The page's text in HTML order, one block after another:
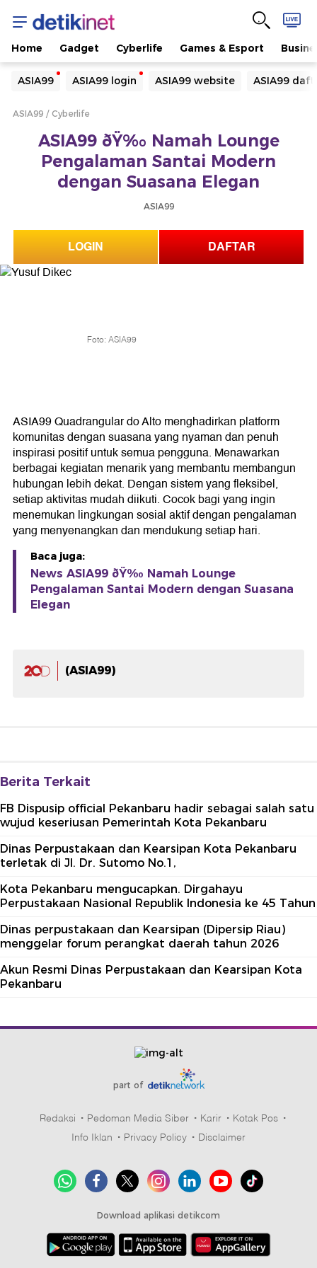
Home Gadget Cyberlife Games & Esport
ASIA99 ASIA99 login ASIA99 website ASIA99
Yang sedang ramai dicari
Loading...
Terakhir yang dicari
Loading...
ASIA99 Cyberlife
ASIA99 ðŸ‰ Namah Lounge
Pengalaman Santai Modern
dengan Suasana Elegan
ASIA99
LOGIN DAFTAR
Foto: ASIA99
ASIA99 Quadrangular do Alto menghadirkan platform
komunitas dengan suasana yang nyaman dan penuh
inspirasi positif untuk semua pengguna. Menawarkan
berbagai kegiatan menarik yang membantu membangun
hubungan lebih dekat. Dengan sistem yang fleksibel,
setiap aktivitas mudah diikuti. Cocok bagi yang ingin
menemukan lingkungan sosial aktif dengan pengalaman
yang menyenangkan dan mendukung setiap hari.
Baca juga:
News ASIA99 ðŸ‰ Namah Lounge
Pengalaman Santai Modern dengan Suasana
Elegan
(ASIA99)
Berita Terkait
FB Dispusip official Pekanbaru hadir sebagai salah satu
wujud keseriusan Pemerintah Kota Pekanbaru
Dinas Perpustakaan dan Kearsipan Kota Pekanbaru
terletak di Jl. Dr. Sutomo No.1,
Kota Pekanbaru mengucapkan. Dirgahayu
Perpustakaan Nasional Republik Indonesia ke 45 Tahun
Dinas perpustakaan dan Kearsipan (Dipersip Riau)
menggelar forum perangkat daerah tahun 2026
Akun Resmi Dinas Perpustakaan dan Kearsipan Kota
Pekanbaru
part of
Redaksi Pedoman Media Siber Karir
Kotak Pos
Info Iklan
Privacy Policy Disclaimer
Download aplikasi detikcom